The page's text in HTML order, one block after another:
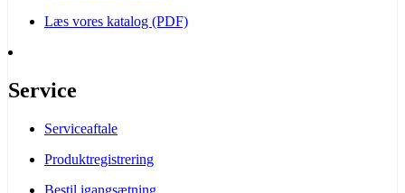
Læs vores katalog (PDF)
Service
Serviceaftale
Produktregistrering